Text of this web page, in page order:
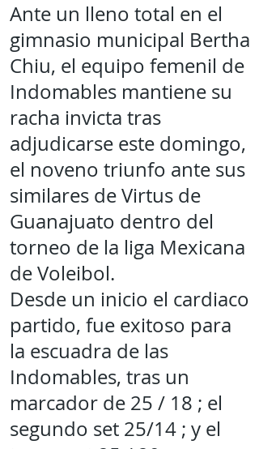
Ante un lleno total en el
gimnasio municipal Bertha
Chiu, el equipo femenil de
Indomables mantiene su
racha invicta tras
adjudicarse este domingo,
el noveno triunfo ante sus
similares de Virtus de
Guanajuato dentro del
torneo de la liga Mexicana
de Voleibol.
Desde un inicio el cardiaco
partido, fue exitoso para
la escuadra de las
Indomables, tras un
marcador de 25 / 18 ; el
segundo set 25/14 ; y el